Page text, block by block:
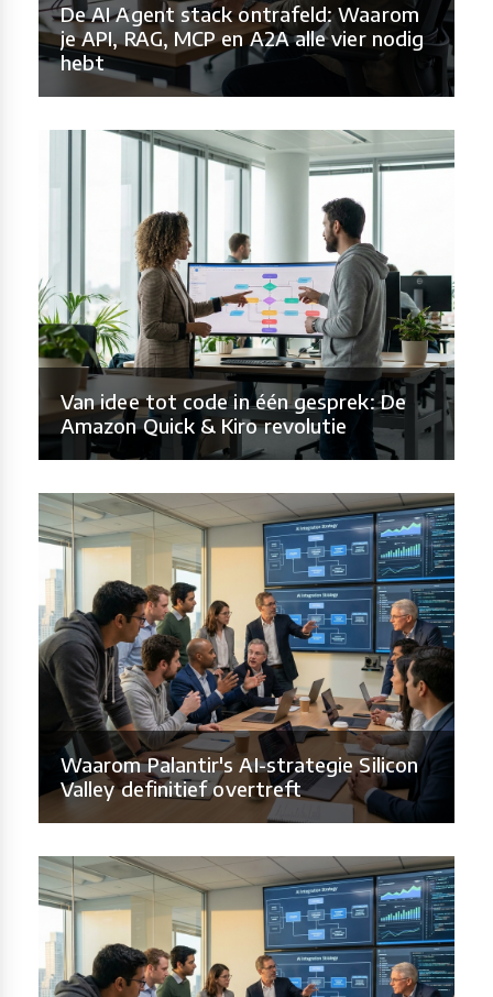
De AI Agent stack ontrafeld: Waarom
je API, RAG, MCP en A2A alle vier nodig
hebt
Van idee tot code in één gesprek: De
Amazon Quick & Kiro revolutie
Waarom Palantir's AI-strategie Silicon
Valley definitief overtreft